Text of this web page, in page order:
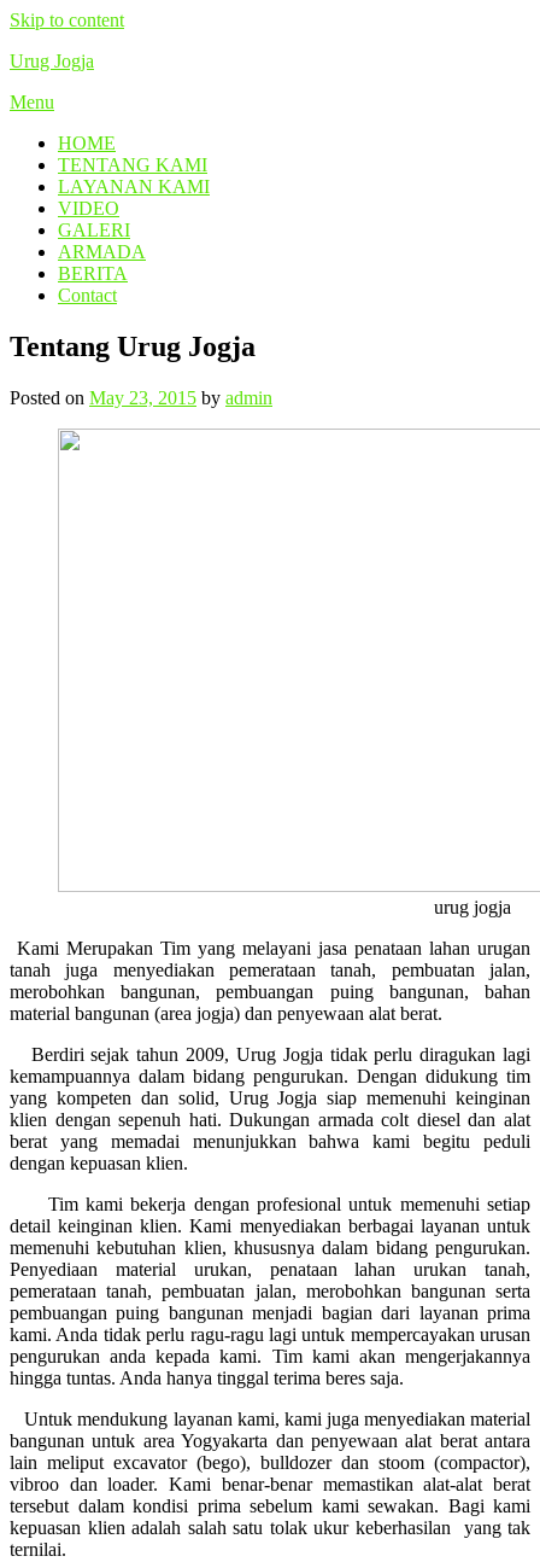
Skip to content
Urug Jogja
Menu
HOME
TENTANG KAMI
LAYANAN KAMI
VIDEO
GALERI
ARMADA
BERITA
Contact
Tentang Urug Jogja
Posted on May 23, 2015 by admin
urug jogja
Kami Merupakan Tim yang melayani jasa penataan lahan urugan
tanah juga menyediakan pemerataan tanah, pembuatan jalan,
merobohkan bangunan, pembuangan puing bangunan, bahan
material bangunan (area jogja) dan penyewaan alat berat.
Berdiri sejak tahun 2009, Urug Jogja tidak perlu diragukan lagi
kemampuannya dalam bidang pengurukan. Dengan didukung tim
yang kompeten dan solid, Urug Jogja siap memenuhi keinginan
klien dengan sepenuh hati. Dukungan armada colt diesel dan alat
berat yang memadai menunjukkan bahwa kami begitu peduli
dengan kepuasan klien.
Tim kami bekerja dengan profesional untuk memenuhi setiap
detail keinginan klien. Kami menyediakan berbagai layanan untuk
memenuhi kebutuhan klien, khususnya dalam bidang pengurukan.
Penyediaan material urukan, penataan lahan urukan tanah,
pemerataan tanah, pembuatan jalan, merobohkan bangunan serta
pembuangan puing bangunan menjadi bagian dari layanan prima
kami. Anda tidak perlu ragu-ragu lagi untuk mempercayakan urusan
pengurukan anda kepada kami. Tim kami akan mengerjakannya
hingga tuntas. Anda hanya tinggal terima beres saja.
Untuk mendukung layanan kami, kami juga menyediakan material
bangunan untuk area Yogyakarta dan penyewaan alat berat antara
lain meliput excavator (bego), bulldozer dan stoom (compactor),
vibroo dan loader. Kami benar-benar memastikan alat-alat berat
tersebut dalam kondisi prima sebelum kami sewakan. Bagi kami
kepuasan klien adalah salah satu tolak ukur keberhasilan yang tak
ternilai.